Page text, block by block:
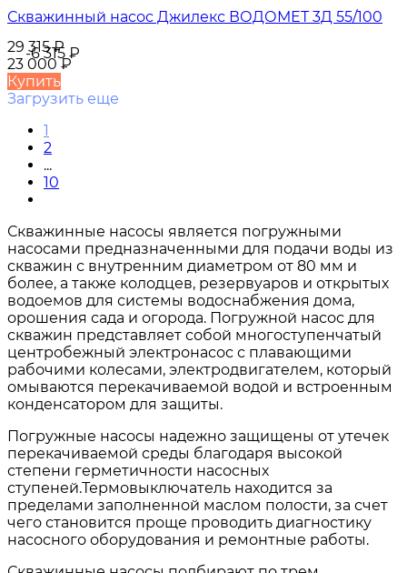
-6 315 ₽
Скважинный насос Джилекс ВОДОМЕТ 3Д 55/100
29 315₽
23 000₽
Купить
Загрузить еще
1
2
...
10
Скважинные насосы является погружными
насосами предназначенными для подачи воды из
скважин с внутренним диаметром от 80 мм и
более, а также колодцев, резервуаров и открытых
водоемов для системы водоснабжения дома,
орошения сада и огорода. Погружной насос для
скважин представляет собой многоступенчатый
центробежный электронасос с плавающими
рабочими колесами, электродвигателем, который
омываются перекачиваемой водой и встроенным
конденсатором для защиты.
Погружные насосы надежно защищены от утечек
перекачиваемой среды благодаря высокой
степени герметичности насосных
ступеней.Термовыключатель находится за
пределами заполненной маслом полости, за счет
чего становится проще проводить диагностику
насосного оборудования и ремонтные работы.